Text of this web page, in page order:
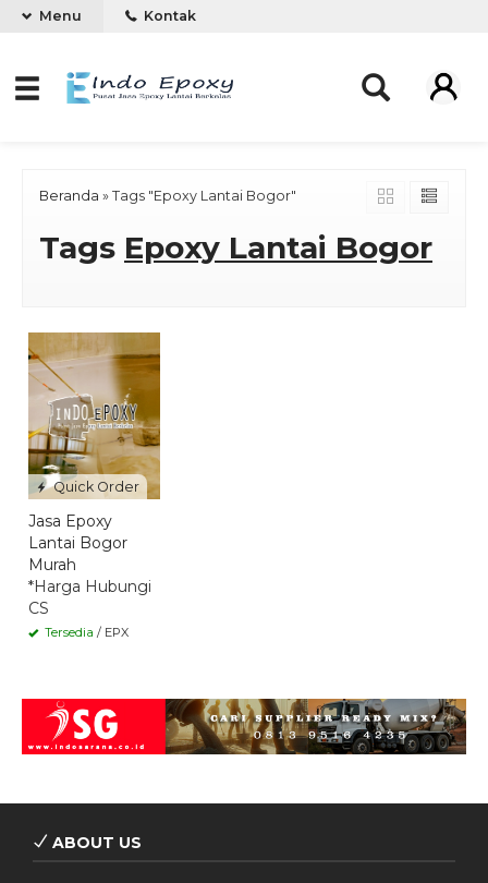
Menu Kontak
Beranda » Tags "Epoxy Lantai Bogor"
Tags Epoxy Lantai Bogor
Quick Order
Jasa Epoxy
Lantai Bogor
Murah
*Harga Hubungi
CS
Tersedia / EPX
ABOUT US